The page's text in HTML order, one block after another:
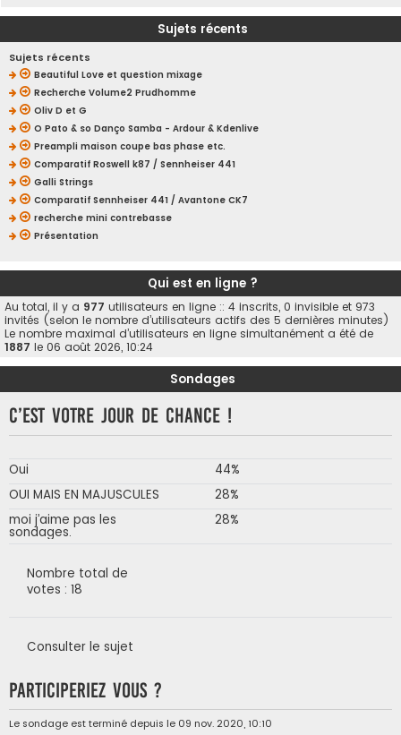
Sujets récents
Sujets récents
Beautiful Love et question mixage
Recherche Volume2 Prudhomme
Oliv D et G
O Pato & so Danço Samba - Ardour & Kdenlive
Preampli maison coupe bas phase etc.
Comparatif Roswell k87 / Sennheiser 441
Galli Strings
Comparatif Sennheiser 441 / Avantone CK7
recherche mini contrebasse
Présentation
Qui est en ligne ?
Au total, il y a 977 utilisateurs en ligne :: 4 inscrits, 0 invisible et 973
invités (selon le nombre d’utilisateurs actifs des 5 dernières minutes)
Le nombre maximal d’utilisateurs en ligne simultanément a été de
1887 le 06 août 2026, 10:24
Sondages
C’est votre jour de chance !
Oui
44%
OUI MAIS EN MAJUSCULES
28%
moi j’aime pas les
sondages.
28%
Nombre total de
votes : 18
Consulter le sujet
Participeriez vous ?
Le sondage est terminé depuis le 09 nov. 2020, 10:10